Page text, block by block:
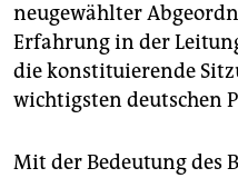
neugewählter
Erfahrung in der
die konstituierende
wichtigsten deutschen
Mit der Bedeutung des